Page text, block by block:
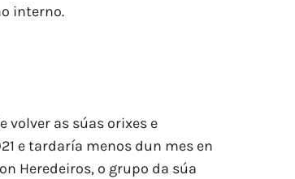
interno.
volver as súas orixes e
e tardaría menos dun mes en
Heredeiros, o grupo da súa